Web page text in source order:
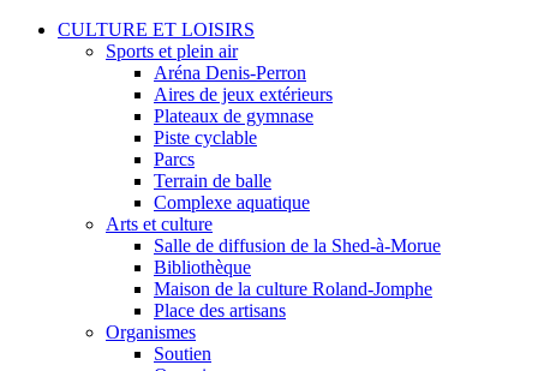
CULTURE ET LOISIRS
Sports et plein air
Aréna Denis-Perron
Aires de jeux extérieurs
Plateaux de gymnase
Piste cyclable
Parcs
Terrain de balle
Complexe aquatique
Arts et culture
Salle de diffusion de la Shed-à-Morue
Bibliothèque
Maison de la culture Roland-Jomphe
Place des artisans
Organismes
Soutien